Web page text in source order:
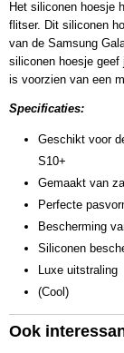
Het siliconen hoesje
flitser. Dit siliconen
van de Samsung
siliconen hoesje geef
is voorzien van een
Specificaties:
Geschikt voor
S10+
Gemaakt van
Perfecte
Bescherming
Siliconen
Luxe uitstraling
(Cool)
Ook